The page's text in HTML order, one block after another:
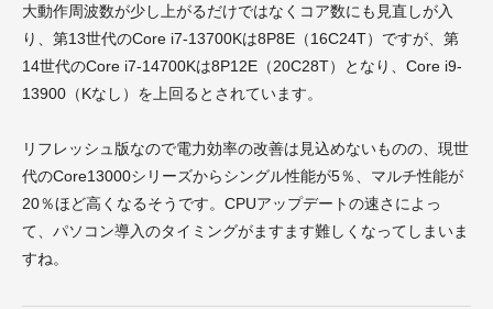
大動作周波数が少し上がるだけではなくコア数にも見直しが入
り、第13世代のCore i7-13700Kは8P8E（16C24T）ですが、第
14世代のCore i7-14700Kは8P12E（20C28T）となり、Core i9-
13900（Kなし）を上回るとされています。
リフレッシュ版なので電力効率の改善は見込めないものの、現世
代のCore13000シリーズからシングル性能が5％、マルチ性能が
20％ほど高くなるそうです。CPUアップデートの速さによっ
て、パソコン導入のタイミングがますます難しくなってしまいま
すね。